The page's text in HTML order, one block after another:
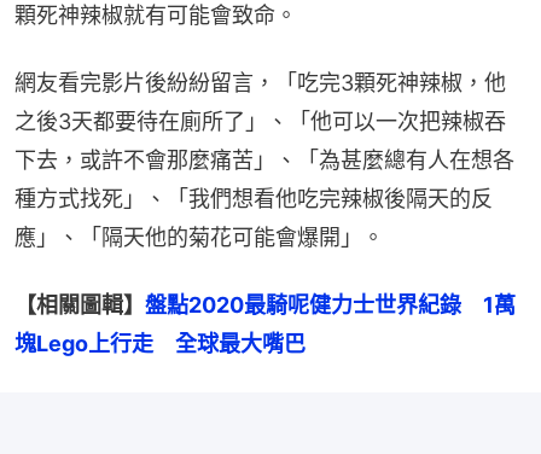
顆死神辣椒就有可能會致命。
網友看完影片後紛紛留言，「吃完3顆死神辣椒，他
之後3天都要待在廁所了」、「他可以一次把辣椒吞
下去，或許不會那麼痛苦」、「為甚麼總有人在想各
種方式找死」、「我們想看他吃完辣椒後隔天的反
應」、「隔天他的菊花可能會爆開」。
【相關圖輯】 盤點2020最騎呢健力士世界紀錄　1萬
塊Lego上行走　全球最大嘴巴